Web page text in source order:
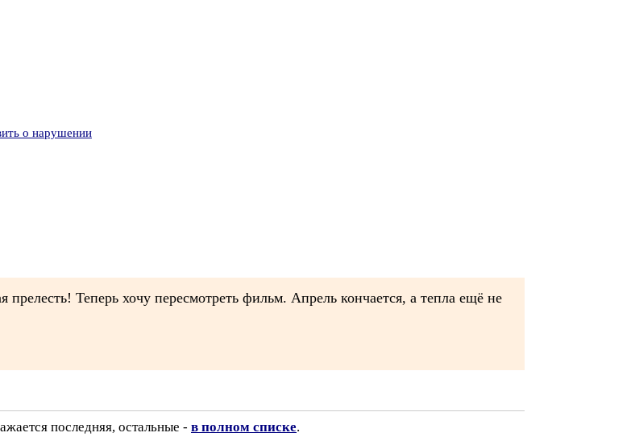
о нарушении
Теперь хочу пересмотреть фильм. Апрель кончается, а тепла ещё не
последняя, остальные - в полном списке.